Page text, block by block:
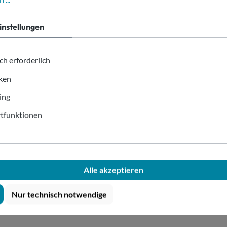
Kraftpapier braun 1.000ml
erforderlich
Alle akzeptieren
Nur technisch notwendige